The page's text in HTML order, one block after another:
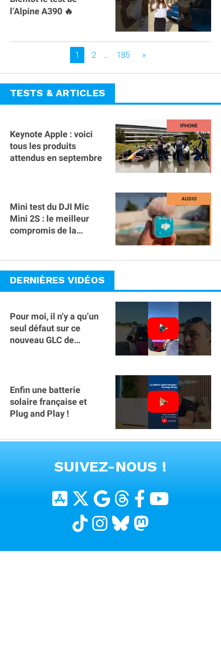
l’Alpine A390 🔥
Vous êtes sur la page
1 2 … 185 »
TESTS & ARTICLES
Keynote Apple : voici
tous les produits
attendus en septembre
Mini test du DJI Mic
Mini 2S : le meilleur
compromis de la
DERNIÈRES VIDÉOS
Pour moi, il n’y a qu’un
seul défaut sur ce
nouveau GLC de
Enfin une batterie
solaire française et
Plug and Play !
SUIVEZ-NOUS !